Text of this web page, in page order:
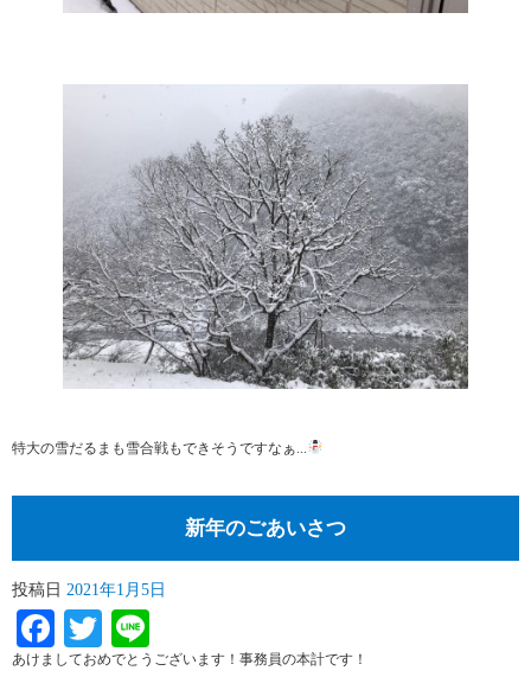
特大の雪だるまも雪合戦もできそうですなぁ...
新年のごあいさつ
投稿日 2021年1月5日
Facebook
Twitter
あけましておめでとうございます！事務員の本計です！